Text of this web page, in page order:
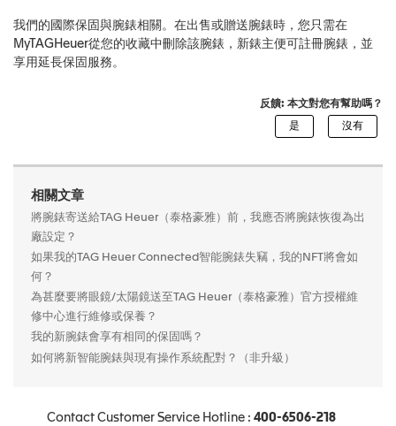
我們的國際保固與腕錶相關。在出售或贈送腕錶時，您只需在
MyTAGHeuer從您的收藏中刪除該腕錶，新錶主便可註冊腕錶，並
享用延長保固服務。
反饋: 本文對您有幫助嗎？
相關文章
將腕錶寄送給TAG Heuer（泰格豪雅）前，我應否將腕錶恢復為出
廠設定？
如果我的TAG Heuer Connected智能腕錶失竊，我的NFT將會如
何？
為甚麼要將眼鏡/太陽鏡送至TAG Heuer（泰格豪雅）官方授權維
修中心進行維修或保養？
我的新腕錶會享有相同的保固嗎？
如何將新智能腕錶與現有操作系統配對？（非升級）
Contact Customer Service Hotline : 400-6506-218